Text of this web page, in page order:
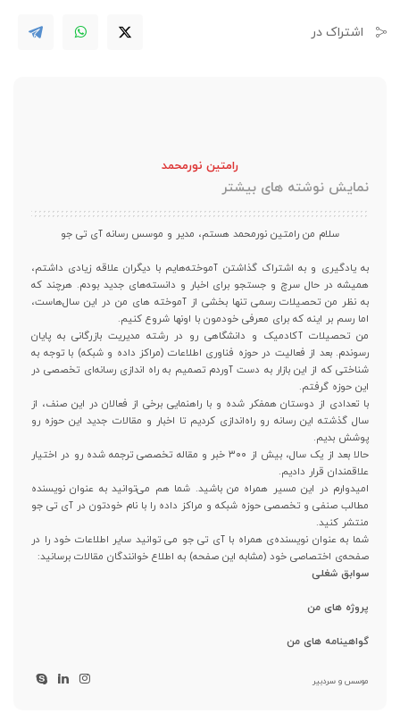
اشتراک در
رامتین نورمحمد
نمایش نوشته های بیشتر
سلام من رامتین نورمحمد هستم، مدیر و موسس رسانه آی تی جو
به یادگیری و به اشتراک گذاشتن آموخته‌هایم با دیگران علاقه زیادی داشتم،
همیشه در حال سرچ و جستجو برای اخبار و دانسته‌های جدید بودم. هرچند که
به نظر من تحصیلات رسمی تنها بخشی از آموخته های من در این سال‌هاست،
اما رسم بر اینه که برای معرفی خودمون با اونها شروع کنیم.
من تحصیلات آکادمیک و دانشگاهی رو در رشته مدیریت بازرگانی به پایان
رسوندم. بعد از فعالیت در حوزه فناوری اطلاعات (مراکز داده و شبکه) با توجه به
شناختی که از این بازار به دست آوردم تصمیم به راه اندازی رسانه‌ای تخصصی در
این حوزه گرفتم.
با تعدادی از دوستان همفکر شده و با راهنمایی برخی از فعالان در این صنف، از
سال گذشته این رسانه رو راه‌اندازی کردیم تا اخبار و مقالات جدید این حوزه رو
پوشش بدیم.
حالا بعد از یک سال، بیش از ۳۰۰ خبر و مقاله تخصصی ترجمه شده رو در اختیار
علاقمندان قرار دادیم.
امیدوارم در این مسیر همراه من باشید. شما هم می‌توانید به عنوان نویسنده
مطالب صنفی و تخصصی حوزه شبکه و مراکز داده را با نام خودتون در آی تی جو
منتشر کنید.
شما به عنوان نویسنده‌ی همراه با آی تی جو می توانید سایر اطلاعات خود را در
صفحه‌ی اختصاصی خود (مشابه این صفحه) به اطلاع خوانندگان مقالات برسانید:
سوابق شغلی
پروژه های من
گواهینامه های من
موسس و سردبیر